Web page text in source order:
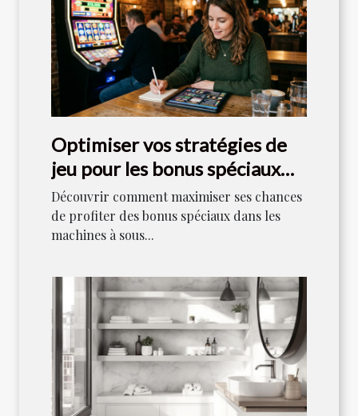
Optimiser vos stratégies de
jeu pour les bonus spéciaux
dans les machines à sous
Découvrir comment maximiser ses chances
de profiter des bonus spéciaux dans les
machines à sous...